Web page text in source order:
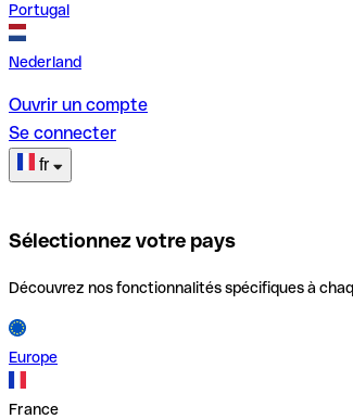
Portugal
Nederland
Ouvrir un compte
Se connecter
fr
Sélectionnez votre pays
Découvrez nos fonctionnalités spécifiques à
Europe
France